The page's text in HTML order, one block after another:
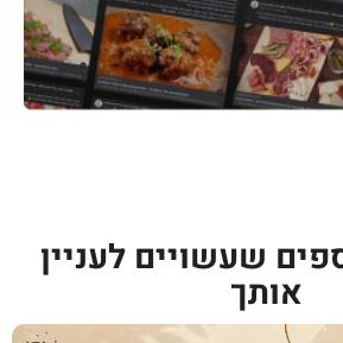
שעשויים לעניין
אותך